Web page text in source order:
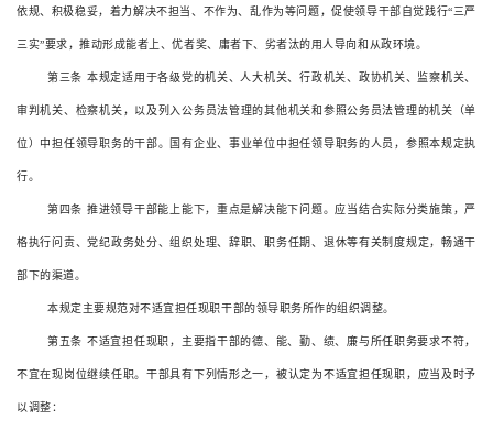
依规、积极稳妥，着力解决不担当、不作为、乱作为等问题，促使领导干部自觉践行“三严
三实”要求，推动形成能者上、优者奖、庸者下、劣者汰的用人导向和从政环境。
第三条 本规定适用于各级党的机关、人大机关、行政机关、政协机关、监察机关、
审判机关、检察机关，以及列入公务员法管理的其他机关和参照公务员法管理的机关（单
位）中担任领导职务的干部。国有企业、事业单位中担任领导职务的人员，参照本规定执
行。
第四条 推进领导干部能上能下，重点是解决能下问题。应当结合实际分类施策，严
格执行问责、党纪政务处分、组织处理、辞职、职务任期、退休等有关制度规定，畅通干
部下的渠道。
本规定主要规范对不适宜担任现职干部的领导职务所作的组织调整。
第五条 不适宜担任现职，主要指干部的德、能、勤、绩、廉与所任职务要求不符，
不宜在现岗位继续任职。干部具有下列情形之一，被认定为不适宜担任现职，应当及时予
以调整：